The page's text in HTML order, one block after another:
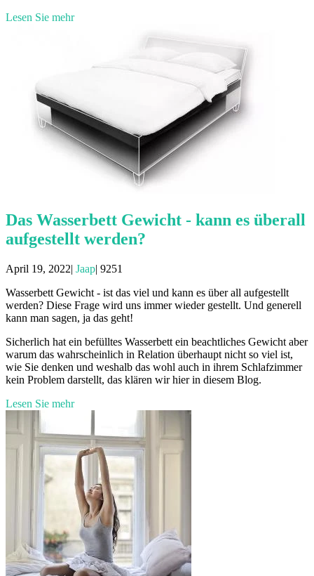
Lesen Sie mehr
Das Wasserbett Gewicht - kann es überall
aufgestellt werden?
April 19, 2022| Jaap| 9251
Wasserbett Gewicht - ist das viel und kann es über all aufgestellt
werden? Diese Frage wird uns immer wieder gestellt. Und generell
kann man sagen, ja das geht!
Sicherlich hat ein befülltes Wasserbett ein beachtliches Gewicht aber
warum das wahrscheinlich in Relation überhaupt nicht so viel ist,
wie Sie denken und weshalb das wohl auch in ihrem Schlafzimmer
kein Problem darstellt, das klären wir hier in diesem Blog.
Lesen Sie mehr